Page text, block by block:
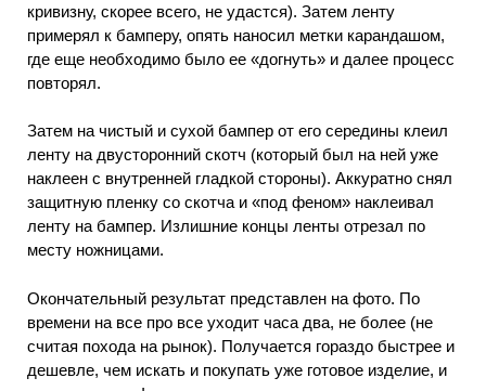
кривизну, скорее всего, не удастся). Затем ленту
примерял к бамперу, опять наносил метки карандашом,
где еще необходимо было ее «догнуть» и далее процесс
повторял.
Затем на чистый и сухой бампер от его середины клеил
ленту на двусторонний скотч (который был на ней уже
наклеен с внутренней гладкой стороны). Аккуратно снял
защитную пленку со скотча и «под феном» наклеивал
ленту на бампер. Излишние концы ленты отрезал по
месту ножницами.
Окончательный результат представлен на фото. По
времени на все про все уходит часа два, не более (не
считая похода на рынок). Получается гораздо быстрее и
дешевле, чем искать и покупать уже готовое изделие, и